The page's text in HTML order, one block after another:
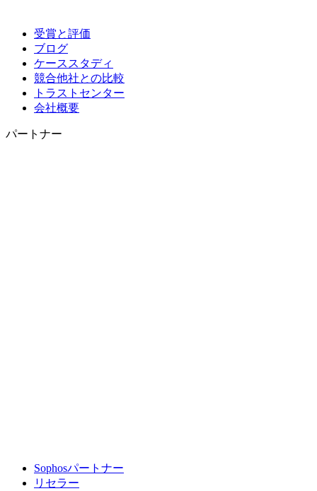
受賞と評価
ブログ
ケーススタディ
競合他社との比較
トラストセンター
会社概要
パートナー
Sophosパートナー
リセラー